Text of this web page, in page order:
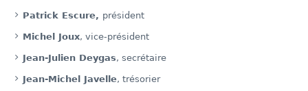
Patrick Escure, président
Michel Joux, vice-président
Jean-Julien Deygas, secrétaire
Jean-Michel Javelle, trésorier